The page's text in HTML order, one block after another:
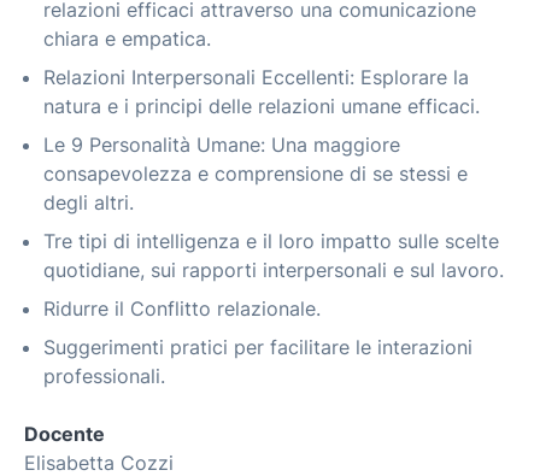
relazioni efficaci attraverso una comunicazione
chiara e empatica.
Relazioni Interpersonali Eccellenti: Esplorare la
natura e i principi delle relazioni umane efficaci.
Le 9 Personalità Umane: Una maggiore
consapevolezza e comprensione di se stessi e
degli altri.
Tre tipi di intelligenza e il loro impatto sulle scelte
quotidiane, sui rapporti interpersonali e sul lavoro.
Ridurre il Conflitto relazionale.
Suggerimenti pratici per facilitare le interazioni
professionali.
Docente
Elisabetta Cozzi